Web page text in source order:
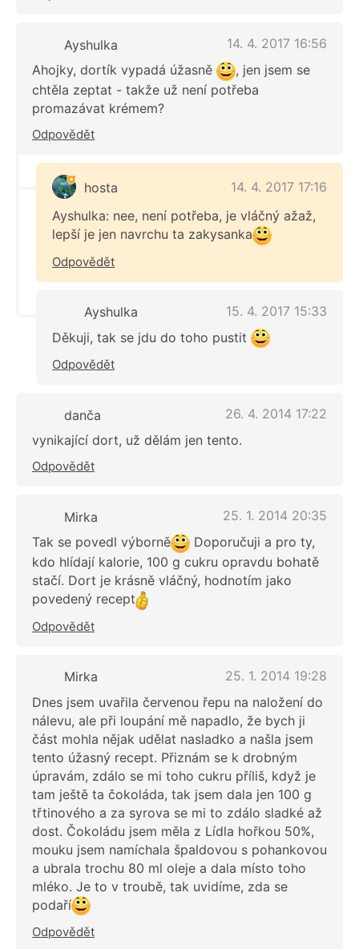
Ayshulka
14. 4. 2017 16:56
Ahojky, dortík vypadá úžasně
, jen jsem se
chtěla zeptat - takže už není potřeba
promazávat krémem?
Odpovědět
hosta
14. 4. 2017 17:16
Ayshulka: nee, není potřeba, je vláčný ažaž,
lepší je jen navrchu ta zakysanka
Odpovědět
Ayshulka
15. 4. 2017 15:33
Děkuji, tak se jdu do toho pustit
Odpovědět
danča
26. 4. 2014 17:22
vynikající dort, už dělám jen tento.
Odpovědět
Mirka
25. 1. 2014 20:35
Tak se povedl výborně
Doporučuji a pro ty,
kdo hlídají kalorie, 100 g cukru opravdu bohatě
stačí. Dort je krásně vláčný, hodnotím jako
povedený recept
Odpovědět
Mirka
25. 1. 2014 19:28
Dnes jsem uvařila červenou řepu na naložení do
nálevu, ale při loupání mě napadlo, že bych ji
část mohla nějak udělat nasladko a našla jsem
tento úžasný recept. Přiznám se k drobným
úpravám, zdálo se mi toho cukru příliš, když je
tam ještě ta čokoláda, tak jsem dala jen 100 g
třtinového a za syrova se mi to zdálo sladké až
dost. Čokoládu jsem měla z Lídla hořkou 50%,
mouku jsem namíchala špaldovou s pohankovou
a ubrala trochu 80 ml oleje a dala místo toho
mléko. Je to v troubě, tak uvidíme, zda se
podaří
Odpovědět